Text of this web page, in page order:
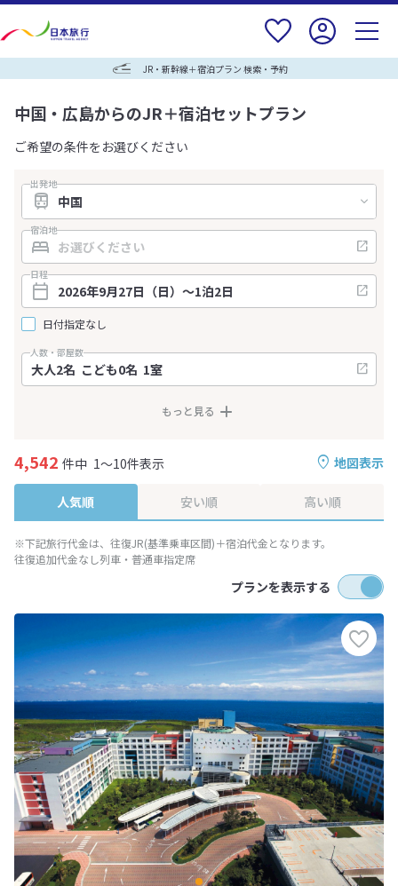
JR・新幹線＋宿泊プラン 検索・予約
中国・広島からのJR＋宿泊セットプラン
ご希望の条件をお選びください
出発地
宿泊地
日程
日付指定なし
人数・部屋数
もっと見る
地図表示
4,542 件中 1～10件表示
人気順 安い順 高い順
※下記旅行代金は、往復JR(基準乗車区間)＋宿泊代金となります。
往復追加代金なし列車・普通車指定席
プランを表示する